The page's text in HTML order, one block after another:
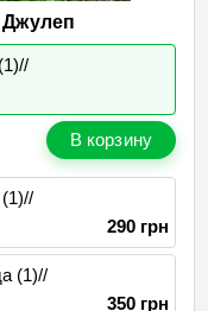
В корзину
290 грн
(1)//
350 грн